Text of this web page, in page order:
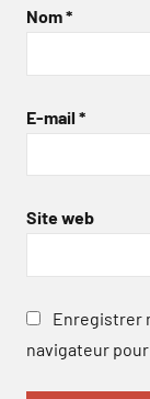
Nom*
E-mail *
Site web
Enregistrer
navigateur